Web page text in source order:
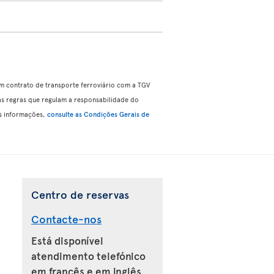
contrato de transporte ferroviário com a TGV
regras que regulam a responsabilidade do
informações, consulte as Condições Gerais de
Centro de reservas
Contacte-nos
Está disponível
atendimento telefónico